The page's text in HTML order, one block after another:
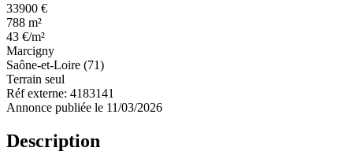
33900 €
788 m²
43 €/m²
Marcigny
Saône-et-Loire (71)
Terrain seul
Réf externe: 4183141
Annonce publiée le 11/03/2026
Description